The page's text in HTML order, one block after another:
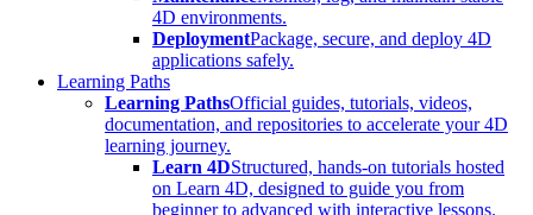
4D environments.
DeploymentPackage, secure, and deploy 4D
applications safely.
Learning Paths
Learning PathsOfficial guides, tutorials, videos,
documentation, and repositories to accelerate your 4D
learning journey.
Learn 4DStructured, hands-on tutorials hosted
on Learn 4D, designed to guide you from
beginner to advanced with interactive lessons.